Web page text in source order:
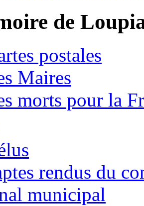
de
postales
Maires
morts pour la
rendus du
municipal